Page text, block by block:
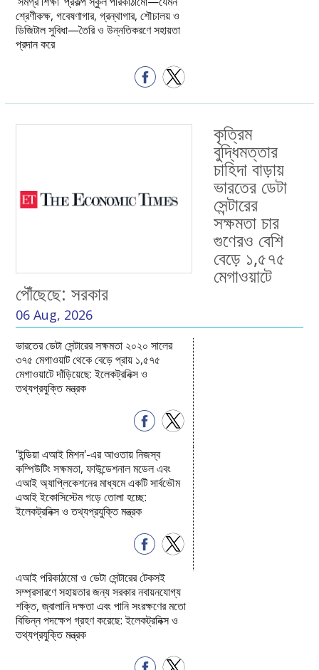
শ্রেণীকক্ষ, গবেষণাগার, গ্রন্থাগার, শৌচালয় ও
ডিজিটাল সুবিধা—তৈরি ও উন্নতিকরণে সহায়তা
প্রদান করে
কৃত্রিম
বুদ্ধিমত্তার
চাহিদা বাড়ায়
ভারতের ডেটা
সেন্টারের
সক্ষমতা চার
গুণেরও বেশি
বেড়ে ১,৫৭৫
মেগাওয়াটে
পৌঁছেছে: সরকার
06 Aug, 2026
ভারতের ডেটা সেন্টারের সক্ষমতা ২০২০ সালের
৩৭৫ মেগাওয়াট থেকে বেড়ে প্রায় ১,৫৭৫
মেগাওয়াটে দাঁড়িয়েছে: ইলেকট্রনিক্স ও
তথ্যপ্রযুক্তি মন্ত্রক
'ইন্ডিয়া এআই মিশন'-এর আওতায় নিজস্ব
কম্পিউটিং সক্ষমতা, ফাউন্ডেশনাল মডেল এবং
এআই অ্যাপ্লিকেশনের মাধ্যমে একটি সার্বভৌম
এআই ইকোসিস্টেম গড়ে তোলা হচ্ছে:
ইলেকট্রনিক্স ও তথ্যপ্রযুক্তি মন্ত্রক
এআই পরিকাঠামো ও ডেটা সেন্টারের টেকসই
সম্প্রসারণে সহায়তার জন্য সরকার নবায়নযোগ্য
শক্তি, জ্বালানি দক্ষতা এবং পানি সংরক্ষণের মতো
বিভিন্ন পদক্ষেপ গ্রহণ করেছে: ইলেকট্রনিক্স ও
তথ্যপ্রযুক্তি মন্ত্রক